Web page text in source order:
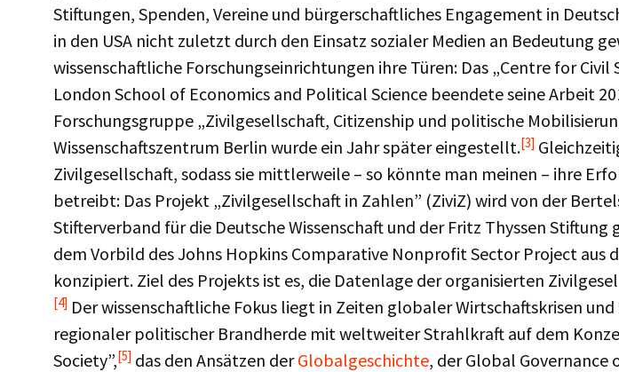
Stiftungen, Spenden, Vereine und bürgerschaftliches Engagement in
in den USA nicht zuletzt durch den Einsatz sozialer Medien an Bedeutung
wissenschaftliche Forschungseinrichtungen ihre Türen: Das „Centre for Civil
London School of Economics and Political Science beendete seine Arbeit
Forschungsgruppe „Zivilgesellschaft, Citizenship und politische
Wissenschaftszentrum Berlin wurde ein Jahr später eingestellt.[3]
Zivilgesellschaft, sodass sie mittlerweile – so könnte man meinen – ihre
betreibt: Das Projekt „Zivilgesellschaft in Zahlen” (ZiviZ) wird von der
Stifterverband für die Deutsche Wissenschaft und der Fritz Thyssen Stiftung
dem Vorbild des Johns Hopkins Comparative Nonprofit Sector Project aus
konzipiert. Ziel des Projekts ist es, die Datenlage der organisierten
[4] Der wissenschaftliche Fokus liegt in Zeiten globaler Wirtschaftskrisen
regionaler politischer Brandherde mit weltweiter Strahlkraft auf dem
Society”,[5] das den Ansätzen derGlobalgeschichte, der Global Governance